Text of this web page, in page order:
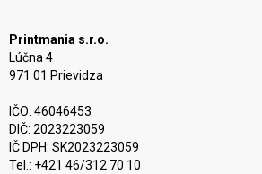
Printmania s.r.o.
Lúčna 4
971 01 Prievidza
IČO: 46046453
DIČ: 2023223059
IČ DPH: SK2023223059
Tel.: +421 46/312 70 10